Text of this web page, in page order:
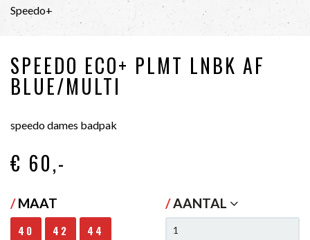
Speedo+
SPEEDO ECO+ PLMT LNBK AF
BLUE/MULTI
speedo dames badpak
€ 60,-
/MAAT
40 42
44
/AANTAL